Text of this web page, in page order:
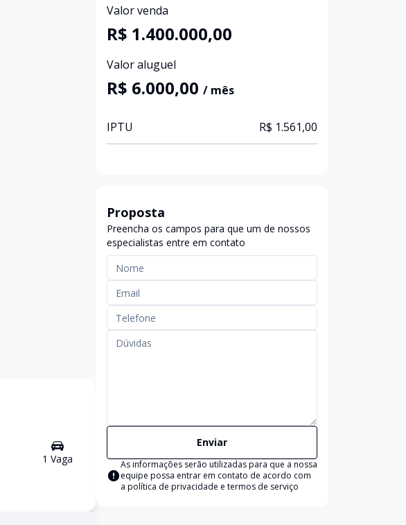
1 Vaga
Valor venda
R$ 1.400.000,00
Valor aluguel
R$ 6.000,00 / mês
IPTU R$ 1.561,00
Proposta
Preencha os campos para que um de nossos
especialistas entre em contato
Enviar
As informações serão utilizadas para que a nossa
equipe possa entrar em contato de acordo com
a política de privacidade e termos de serviço